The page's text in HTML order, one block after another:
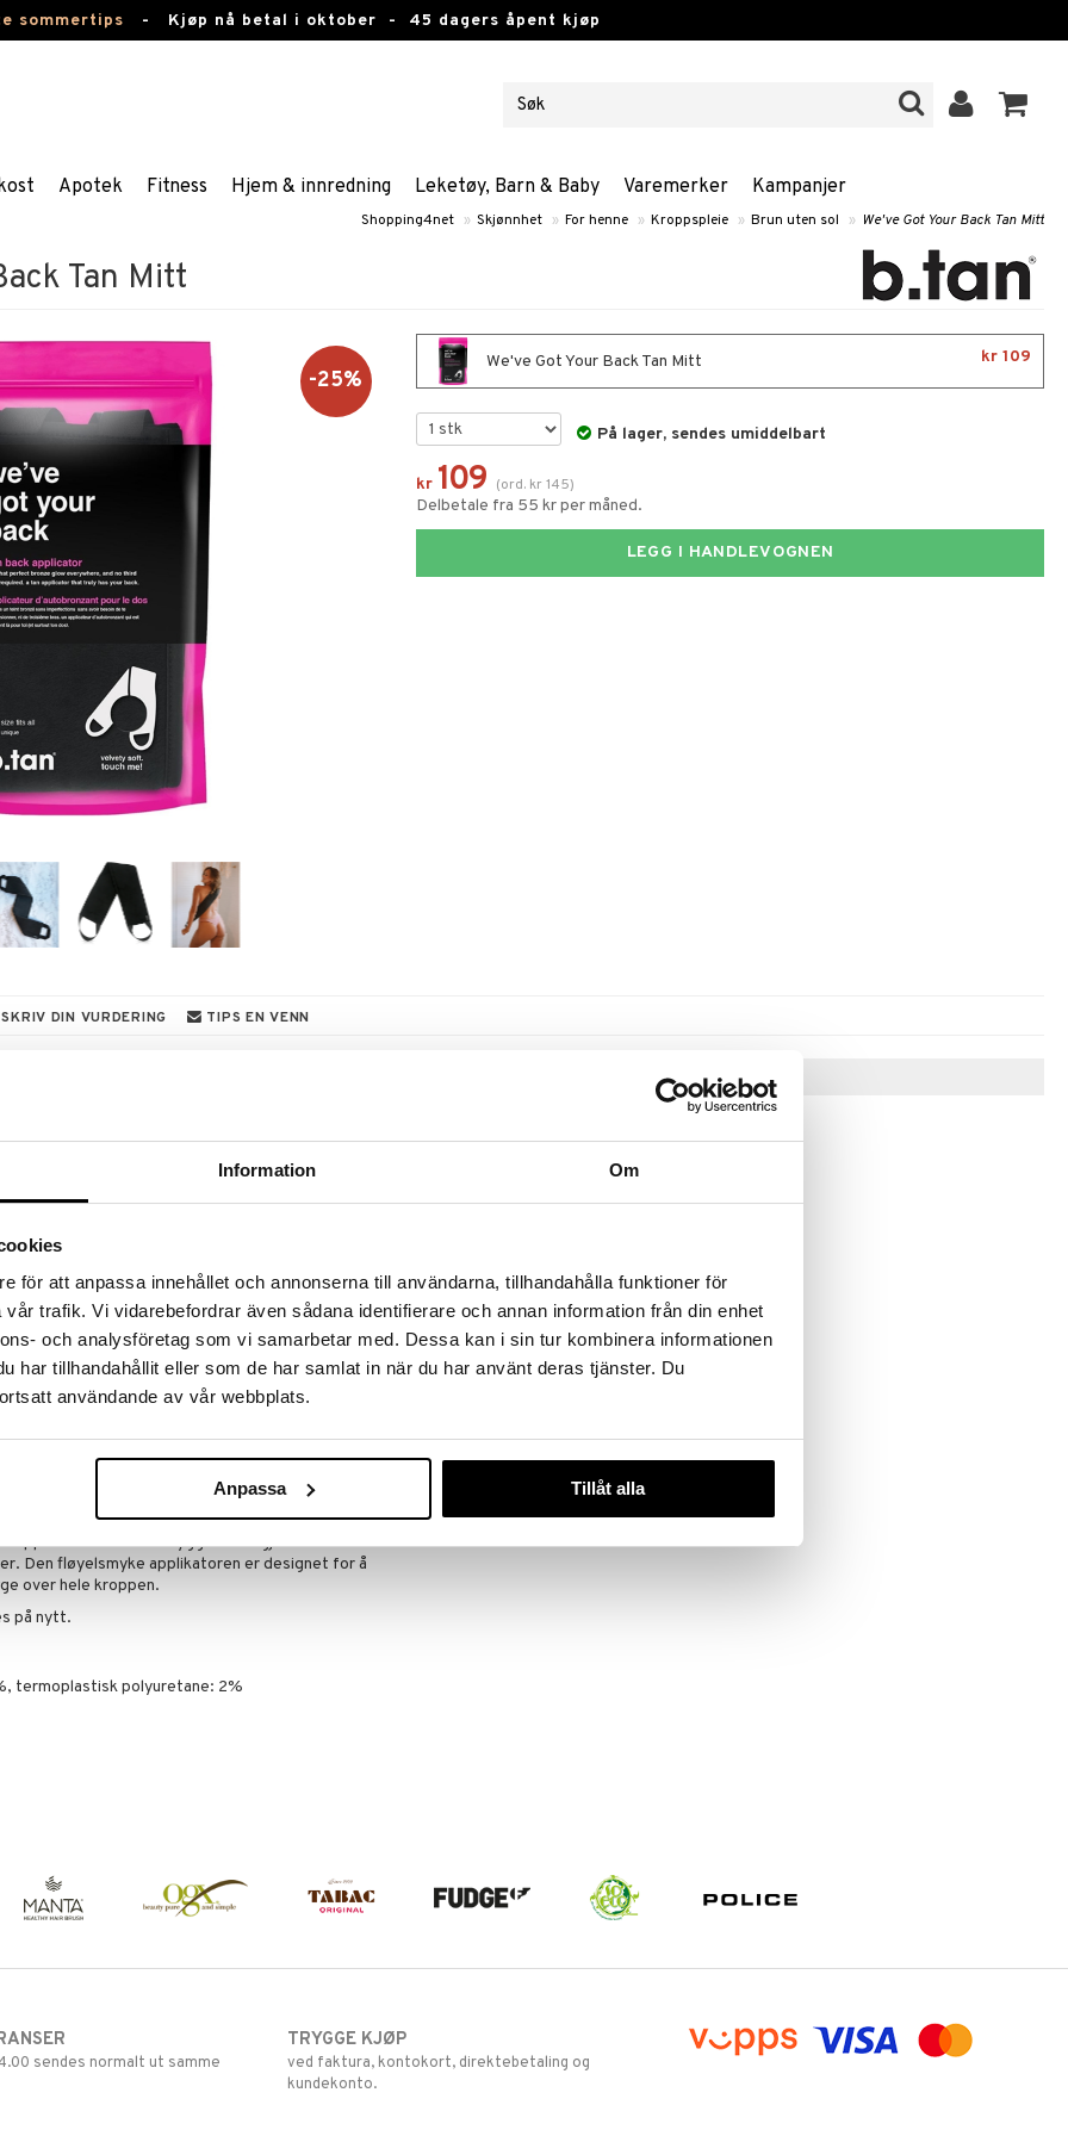
Information Om
för att anpassa innehållet och annonserna till användarna, tillhandahålla funktioner för
trafik. Vi vidarebefordrar även sådana identifierare och annan information från din enhet
och analysföretag som vi samarbetar med. Dessa kan i sin tur kombinera informationen
har tillhandahållit eller som de har samlat in när du har använt deras tjänster. Du
användande av vår webbplats.
Anpassa Tillåt alla
sommertips - Kjøp nå betal i oktober - 45 dagers åpent kjøp
Apotek Fitness Hjem & innredning Leketøy, Barn & Baby Varemerker Kampanjer
Shopping4net » Skjønnhet » For henne » Kroppspleie » Brun uten sol » We've Got Your Back Tan Mitt
Tan Mitt
-25%
We've Got Your Back Tan Mitt kr 109
På lager, sendes umiddelbart
kr 109 (ord. kr 145)
Delbetale fra 55 kr per måned.
LEGG I HANDLEVOGNEN
SKRIV DIN VURDERING TIPS EN VENN
kuppene!
fylles varehuset med fantastiske utsalgspriser på
produkter.
til og med 31/8 2026, men vær rask –
»
spray, mousse, lotion, mist, dråper og gel –
fylt med gode ingredienser. Få naturlige,
glød – helt uten skjønnhetsidealer. Bærekraftige
Skynd deg, din glød venter!
applikatorhanske for ryggen som gjør det enklere
Den fløyelsmyke applikatoren er designet for å
over hele kroppen.
på nytt.
termoplastisk polyuretane: 2%
Tips til deg
Plump Up The Bronze
Whipped Gradual Tan
sendes normalt ut samme
TRYGGE KJØP
ved faktura, kontokort, direktebetaling og
kundekonto.